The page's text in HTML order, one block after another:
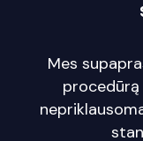
Mes
procedūrą